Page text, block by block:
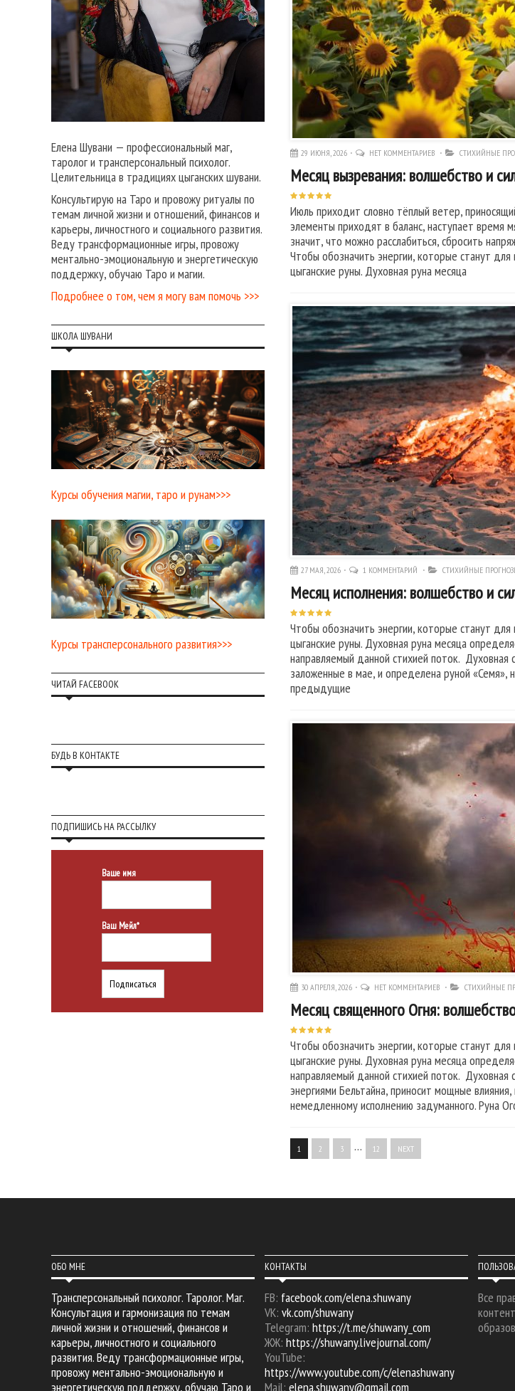
29 ИЮНЯ, 2026 НЕТ КОММЕНТАРИЕВ СТИХИЙНЫЕ
Месяц вызревания: волшебство и
Июль приходит словно тёплый ветер,
элементы приходят в баланс, наступает время
значит, что можно расслабиться, сбросить
Чтобы обозначить энергии, которые станут
цыганские руны. Духовная руна месяца
27 МАЯ, 2026 1 КОММЕНТАРИЙ СТИХИЙНЫЕ
Месяц исполнения: волшебство и
Чтобы обозначить энергии, которые станут
цыганские руны. Духовная руна месяца
направляемый данной стихией поток.
заложенные в мае, и определена руной
предыдущие
30 АПРЕЛЯ, 2026 НЕТ КОММЕНТАРИЕВ СТИХИЙНЫЕ
Месяц священного Огня:
Чтобы обозначить энергии, которые станут
цыганские руны. Духовная руна месяца
направляемый данной стихией поток.
энергиями Бельтайна, приносит мощные
немедленному исполнению задуманного. Руна
1 2 3 … 12 NEXT
Елена Шувани — профессиональный маг,
таролог и трансперсональный психолог.
Целительница в традициях цыганских шувани.
Консультирую на Таро и провожу ритуалы по
темам личной жизни и отношений, финансов и
карьеры, личностного и социального развития.
Веду трансформационные игры, провожу
ментально-эмоциональную и энергетическую
поддержку, обучаю Таро и магии.
Подробнее о том, чем я могу вам помочь >>>
ШКОЛА ШУВАНИ
Курсы обучения магии, таро и рунам>>>
Курсы трансперсонального развития>>>
ЧИТАЙ FACEBOOK
БУДЬ В КОНТАКТЕ
ПОДПИШИСЬ НА РАССЫЛКУ
Ваше имя
Ваш Мейл*
ОБО МНЕ
Трансперсональный психолог. Таролог. Маг.
Консультация и гармонизация по темам
личной жизни и отношений, финансов и
карьеры, личностного и социального
развития. Веду трансформационные игры,
провожу ментально-эмоциональную и
энергетическую поддержку, обучаю Таро и
КОНТАКТЫ
FB: facebook.com/elena.shuwany
VK: vk.com/shuwany
Telegram: https://t.me/shuwany_com
ЖЖ: https://shuwany.livejournal.com/
YouTube:
https://www.youtube.com/c/elenashuwany
Mail: elena.shuwany@gmail.com
Все